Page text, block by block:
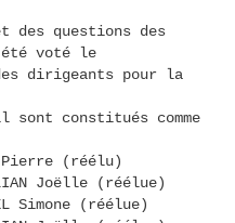
des questions des
été voté le
dirigeants pour la
sont constitués comme
Pierre (réélu)
Joëlle (réélue)
Simone (réélue)